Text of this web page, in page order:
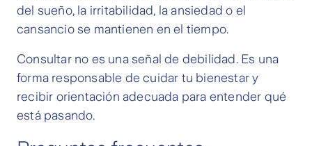
del sueño, la irritabilidad, la ansiedad o el
cansancio se mantienen en el tiempo.
Consultar no es una señal de debilidad. Es una
forma responsable de cuidar tu bienestar y
recibir orientación adecuada para entender qué
está pasando.